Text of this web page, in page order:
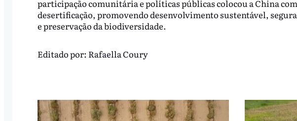
participação comunitária e políticas públicas colocou a China
desertificação, promovendo desenvolvimento sustentável,
e preservação da biodiversidade.
Editado por: Rafaella Coury